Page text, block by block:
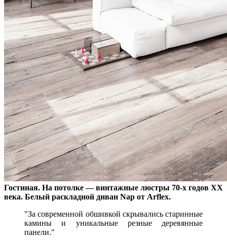
Гостиная. На потолке — винтажные люстры 70-х годов XX
века. Белый раскладной диван Nap от Arflex.
За современной обшивкой скрывались старинные
камины и уникальные резные деревянные
панели.